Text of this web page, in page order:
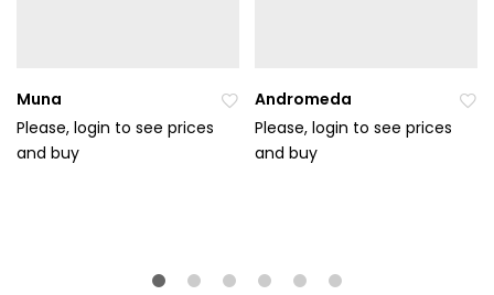
Muna
líb
Please, login to see prices
and buy
Andromeda
Please, login to see prices
and buy